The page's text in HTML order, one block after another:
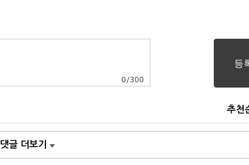
0 /300
추천
댓글 더보기